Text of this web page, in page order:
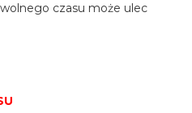
czasu może ulec